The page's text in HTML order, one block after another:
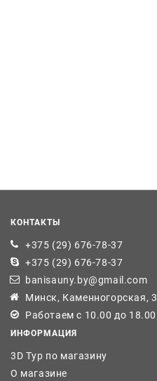
КОНТАКТЫ
+375 (29) 676-78-37
+375 (29) 676-78-37
banisauny.by@gmail.com
Минск, Каменногорская, 3
Работаем с 10.00 до 18.00
ИНФОРМАЦИЯ
3D Тур по магазину
О магазине